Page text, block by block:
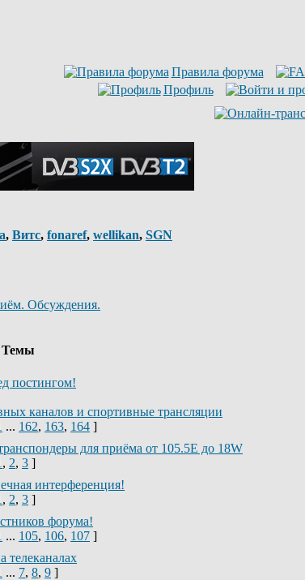
Правила форума
Профиль
, Витс, fonaref, wellikan, SGN
Обсуждения.
Темы
постингом!
каналов и спортивные трансляции
... 162, 163, 164 ]
для приёма от 105.5Е до 18W
, 2, 3 ]
интерференция!
, 2, 3 ]
форума!
... 105, 106, 107 ]
телеканалах
... 7, 8, 9 ]